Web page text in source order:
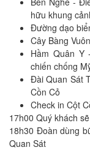
hữu khung
Đường dạo
Cây Bàng
Hầm Quân Y
chiến chống
Đài Quan Sát
Cồn Cỏ
Check in Cột
17h00 Quý khách
18h30 Đoàn dùng
Quan Sát